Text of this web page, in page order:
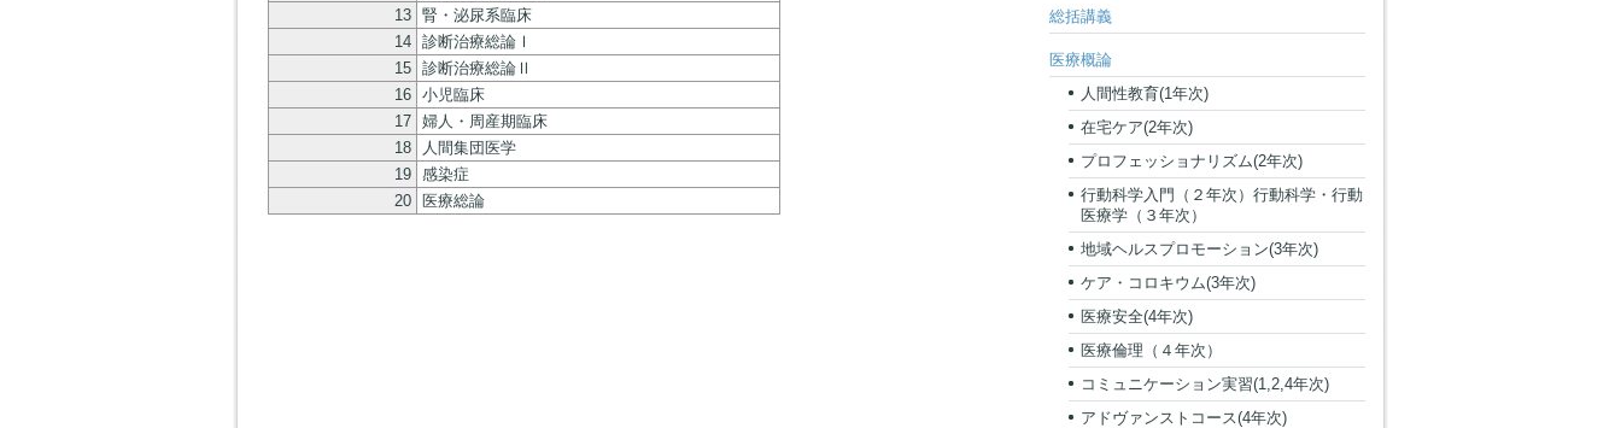
13 腎・泌尿系臨床
14 診断治療総論Ⅰ
15 診断治療総論Ⅱ
16 小児臨床
17 婦人・周産期臨床
18
人間集団医学
19 感染症
20
医療総論
総括講義
医療概論
人間性教育(1年次)
在宅ケア(2年次)
プロフェッショナリズム(2年次)
行動科学入門（２年次）行動科学・行動
医療学（３年次）
地域ヘルスプロモーション(3年次)
ケア・コロキウム(3年次)
医療安全(4年次)
医療倫理（４年次）
コミュニケーション実習(1,2,4年次)
アドヴァンストコース(4年次)